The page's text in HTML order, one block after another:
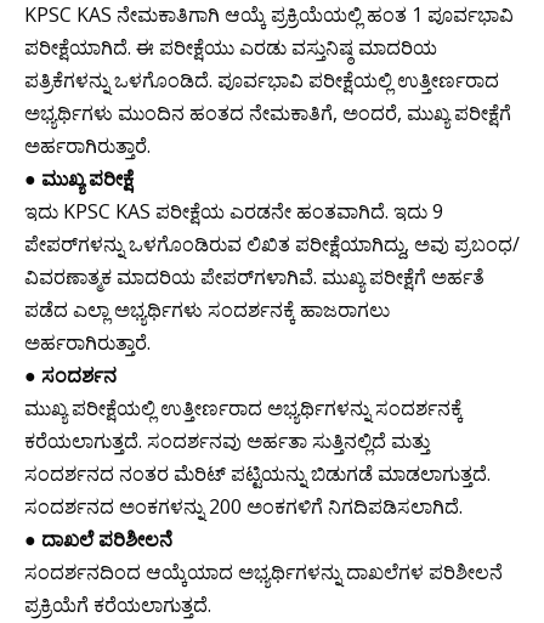
KPSC KAS ನೇಮಕಾತಿಗಾಗಿ ಆಯ್ಕೆ ಪ್ರಕ್ರಿಯೆಯಲ್ಲಿ ಹಂತ 1 ಪೂರ್ವಭಾವಿ
ಪರೀಕ್ಷೆಯಾಗಿದೆ. ಈ ಪರೀಕ್ಷೆಯು ಎರಡು ವಸ್ತುನಿಷ್ಠ ಮಾದರಿಯ
ಪತ್ರಿಕೆಗಳನ್ನು ಒಳಗೊಂಡಿದೆ. ಪೂರ್ವಭಾವಿ ಪರೀಕ್ಷೆಯಲ್ಲಿ ಉತ್ತೀರ್ಣರಾದ
ಅಭ್ಯರ್ಥಿಗಳು ಮುಂದಿನ ಹಂತದ ನೇಮಕಾತಿಗೆ, ಅಂದರೆ, ಮುಖ್ಯ ಪರೀಕ್ಷೆಗೆ
ಅರ್ಹರಾಗಿರುತ್ತಾರೆ.
● ಮುಖ್ಯ ಪರೀಕ್ಷೆ
ಇದು KPSC KAS ಪರೀಕ್ಷೆಯ ಎರಡನೇ ಹಂತವಾಗಿದೆ. ಇದು 9
ಪೇಪರ್‌ಗಳನ್ನು ಒಳಗೊಂಡಿರುವ ಲಿಖಿತ ಪರೀಕ್ಷೆಯಾಗಿದ್ದು, ಅವು ಪ್ರಬಂಧ/
ವಿವರಣಾತ್ಮಕ ಮಾದರಿಯ ಪೇಪರ್‌ಗಳಾಗಿವೆ. ಮುಖ್ಯ ಪರೀಕ್ಷೆಗೆ ಅರ್ಹತೆ
ಪಡೆದ ಎಲ್ಲಾ ಅಭ್ಯರ್ಥಿಗಳು ಸಂದರ್ಶನಕ್ಕೆ ಹಾಜರಾಗಲು
ಅರ್ಹರಾಗಿರುತ್ತಾರೆ.
● ಸಂದರ್ಶನ
ಮುಖ್ಯ ಪರೀಕ್ಷೆಯಲ್ಲಿ ಉತ್ತೀರ್ಣರಾದ ಅಭ್ಯರ್ಥಿಗಳನ್ನು ಸಂದರ್ಶನಕ್ಕೆ
ಕರೆಯಲಾಗುತ್ತದೆ. ಸಂದರ್ಶನವು ಅರ್ಹತಾ ಸುತ್ತಿನಲ್ಲಿದೆ ಮತ್ತು
ಸಂದರ್ಶನದ ನಂತರ ಮೆರಿಟ್ ಪಟ್ಟಿಯನ್ನು ಬಿಡುಗಡೆ ಮಾಡಲಾಗುತ್ತದೆ.
ಸಂದರ್ಶನದ ಅಂಕಗಳನ್ನು 200 ಅಂಕಗಳಿಗೆ ನಿಗದಿಪಡಿಸಲಾಗಿದೆ.
● ದಾಖಲೆ ಪರಿಶೀಲನೆ
ಸಂದರ್ಶನದಿಂದ ಆಯ್ಕೆಯಾದ ಅಭ್ಯರ್ಥಿಗಳನ್ನು ದಾಖಲೆಗಳ ಪರಿಶೀಲನೆ
ಪ್ರಕ್ರಿಯೆಗೆ ಕರೆಯಲಾಗುತ್ತದೆ.